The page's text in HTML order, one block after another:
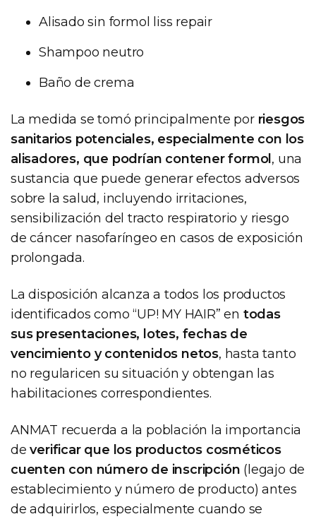
Alisado sin formol liss repair
Shampoo neutro
Baño de crema
La medida se tomó principalmente por riesgos
sanitarios potenciales, especialmente con los
alisadores, que podrían contener formol , una
sustancia que puede generar efectos adversos
sobre la salud, incluyendo irritaciones,
sensibilización del tracto respiratorio y riesgo
de cáncer nasofaríngeo en casos de exposición
prolongada.
La disposición alcanza a todos los productos
identificados como “UP! MY HAIR” en todas
sus presentaciones, lotes, fechas de
vencimiento y contenidos netos, hasta tanto
no regularicen su situación y obtengan las
habilitaciones correspondientes.
ANMAT recuerda a la población la importancia
deverificar que los productos cosméticos
cuenten con número de inscripción (legajo de
establecimiento y número de producto) antes
de adquirirlos, especialmente cuando se